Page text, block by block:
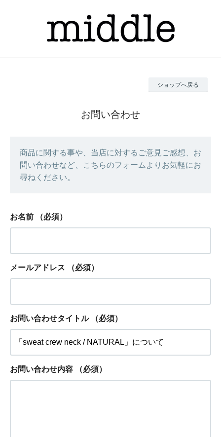
ショップへ戻る
お問い合わせ
商品に関する事や、当店に対するご意見ご感想、お
問い合わせなど、こちらのフォームよりお気軽にお
尋ねください。
お名前 （必須）
メールアドレス （必須）
お問い合わせタイトル （必須）
お問い合わせ内容 （必須）